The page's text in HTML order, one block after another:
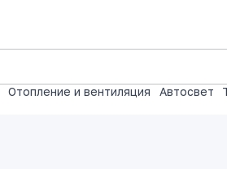
Отопление и вентиляция Автосвет